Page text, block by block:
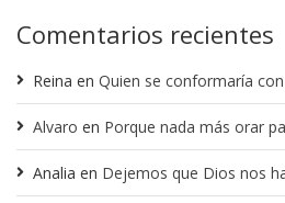
Comentarios recientes
Reina en Quien se conformaría
Alvaro en Porque nada más orar
Analia en Dejemos que Dios nos